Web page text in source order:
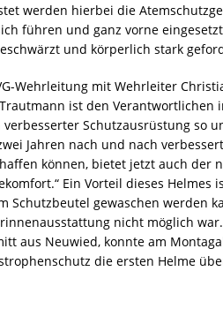
werden hierbei die
führen und ganz vorne
und körperlich stark
Wehrleitung mit Wehrleiter
ist den Verantwortlichen
verbesserter Schutzausrüstung so
Jahren nach und nach
können, bietet jetzt auch der
Ein Vorteil dieses
Schutzbeutel gewaschen werden
nicht möglich
aus Neuwied, konnte am
die ersten Helme